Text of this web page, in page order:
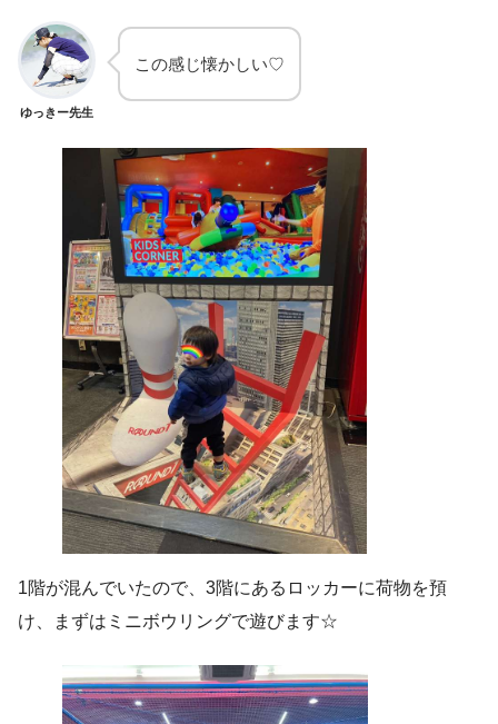
ゆっきー先生
この感じ懐かしい♡
1階が混んでいたので、3階にあるロッカーに荷物を預
け、まずはミニボウリングで遊びます☆